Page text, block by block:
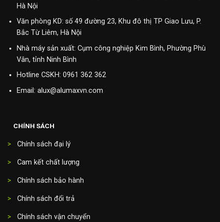
Hà Nội
Văn phòng KD: số 49 đường 23, Khu đô thị TP Giao Lưu, P.
Bắc Từ Liêm, Hà Nội
Nhà máy sản xuất: Cụm công nghiệp Kim Bình, Phường Phù
Vân, tỉnh Ninh Bình
Hotline CSKH: 0961 362 362
Email: alux@alumaxvn.com
CHÍNH SÁCH
> Chính sách đại lý
> Cam kết chất lượng
> Chính sách bảo hành
> Chính sách đổi trả
> Chính sách vận chuyển